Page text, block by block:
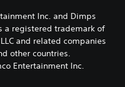
Inc. and Dimps
a registered trademark of
and related companies
other countries.
Entertainment Inc.